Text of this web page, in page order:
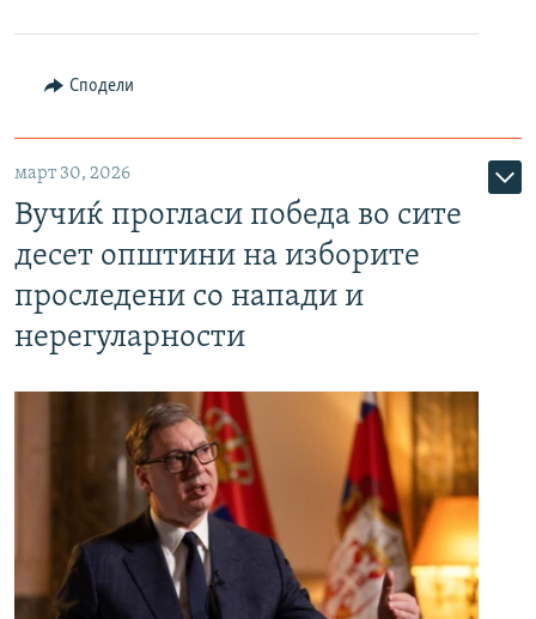
Сподели
март 30, 2026
Вучиќ прогласи победа во сите
десет општини на изборите
проследени со напади и
нерегуларности